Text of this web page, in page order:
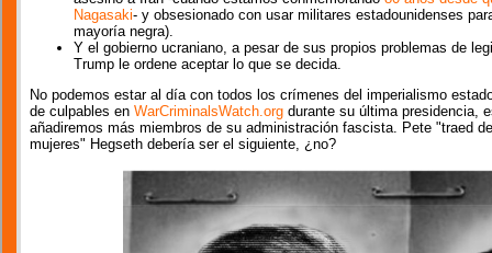
Nagasaki- y obsesionado con usar militares estadounidenses
mayoría negra).
Y el gobierno ucraniano, a pesar de sus propios problemas de
Trump le ordene aceptar lo que se decida.
No podemos estar al día con todos los crímenes del imperialismo
de culpables en WarCriminalsWatch.org durante su última presidencia,
añadiremos más miembros de su administración fascista. Pete "traed
mujeres" Hegseth debería ser el siguiente, ¿no?